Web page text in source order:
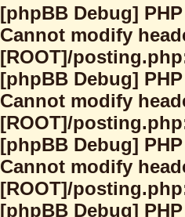
[phpBB Debug]
Cannot modify
[ROOT]/
[phpBB Debug]
Cannot modify
[ROOT]/
[phpBB Debug]
Cannot modify
[ROOT]/
[phpBB Debug]